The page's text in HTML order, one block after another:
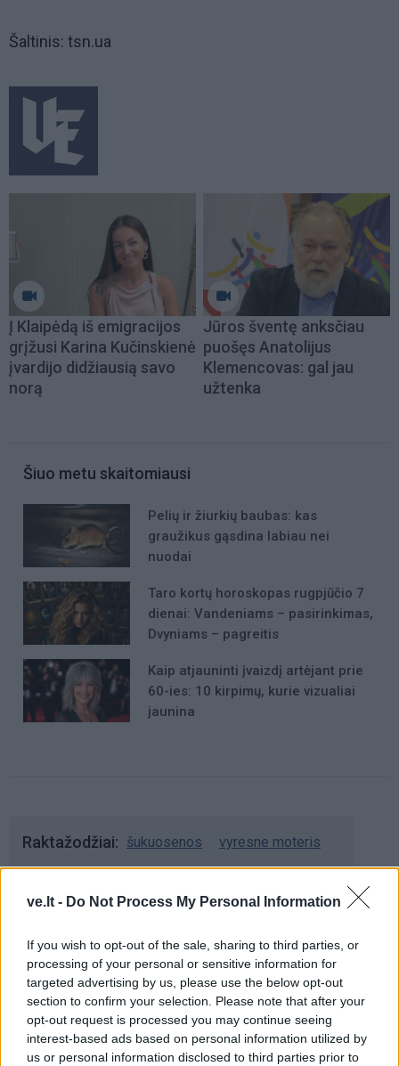
ve.lt - Do Not Process My Personal Information
If you wish to opt-out of the sale, sharing to third parties, or
processing of your personal or sensitive information for
targeted advertising by us, please use the below opt-out
section to confirm your selection. Please note that after your
opt-out request is processed you may continue seeing
interest-based ads based on personal information utilized by
us or personal information disclosed to third parties prior to
Šaltinis: tsn.ua
Į Klaipėdą iš emigracijos
grįžusi Karina Kučinskienė
įvardijo didžiausią savo
norą
Jūros šventę anksčiau
puošęs Anatolijus
Klemencovas: gal jau
užtenka
Šiuo metu skaitomiausi
Pelių ir žiurkių baubas: kas
graužikus gąsdina labiau nei
nuodai
Taro kortų horoskopas rugpjūčio 7
dienai: Vandeniams – pasirinkimas,
Dvyniams – pagreitis
Kaip atjauninti įvaizdį artėjant prie
60-ies: 10 kirpimų, kurie vizualiai
jaunina
Raktažodžiai šukuosenos vyresne moteris
Rašyti komentarą
Jūsų vardas